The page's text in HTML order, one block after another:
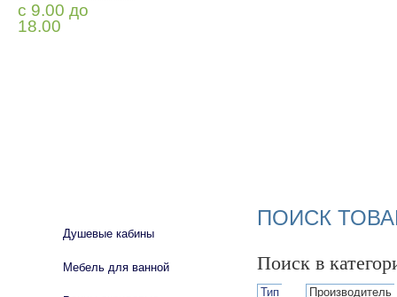
с 9.00 до
18.00
ПОИСК
Поиск в
Тип Производитель
Душевые кабины
Мебель для ванной